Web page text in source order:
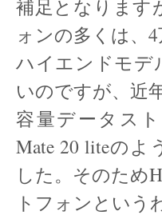
補足となります
ォンの多くは、
ハイエンドモデ
いのですが、近
容量データス
Mate 20 liteの
した。そのため
トフォンという